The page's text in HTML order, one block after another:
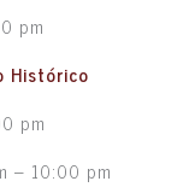
pm
Histórico
pm
– 10:00 pm